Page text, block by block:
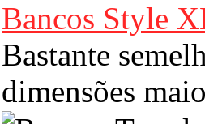
Bancos Style
Bastante
dimensões